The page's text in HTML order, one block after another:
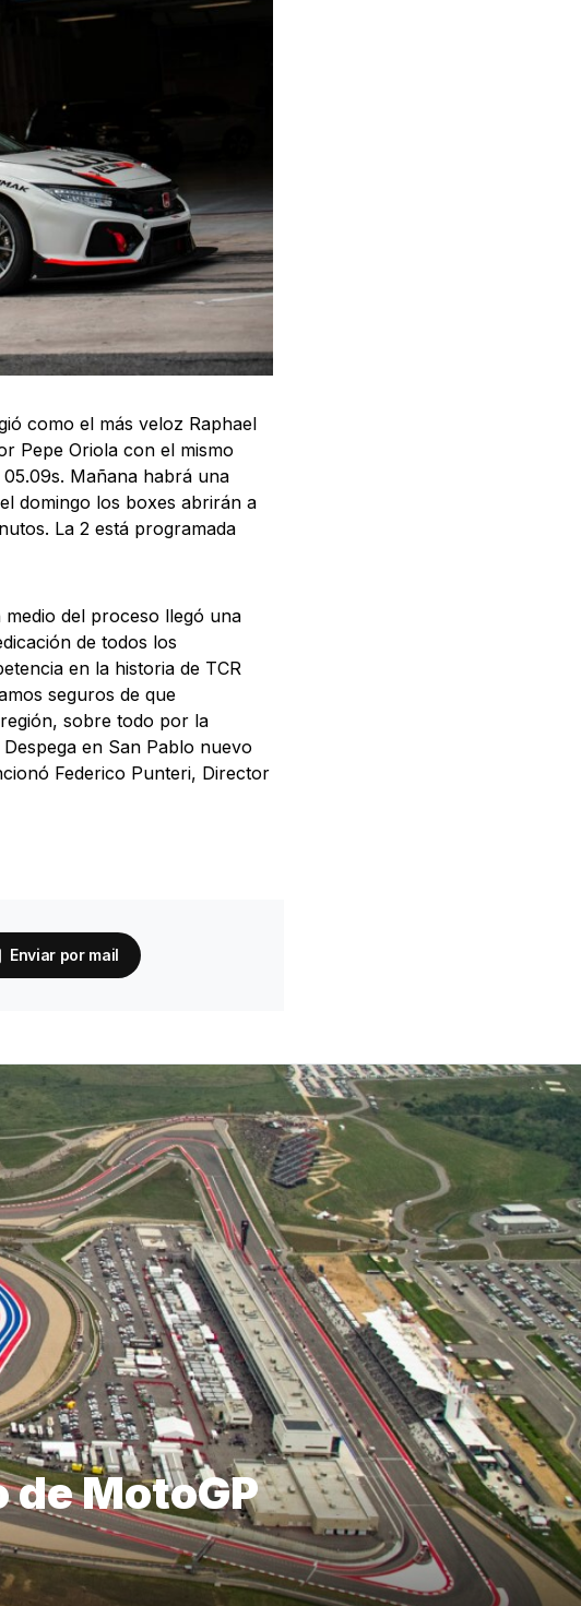
como el más veloz Raphael
Pepe Oriola con el mismo
Mañana habrá una
domingo los boxes abrirán a
La 2 está programada
del proceso llegó una
de todos los
en la historia de TCR
seguros de que
sobre todo por la
en San Pablo nuevo
Federico Punteri, Director
Enviar por mail
MotoGP